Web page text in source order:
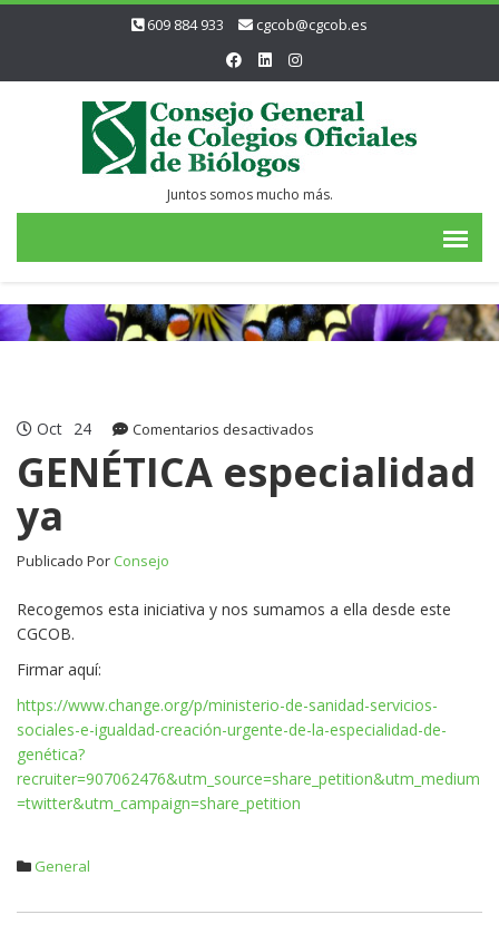
609 884 933 cgcob@cgcob.es
Juntos somos mucho más.
Oct 24 Comentarios desactivados
especialidad
GENÉTICA especialidad
ya
Publicado Por Consejo
Recogemos esta iniciativa y nos sumamos a ella desde este
CGCOB.
Firmar aquí:
https://www.change.org/p/ministerio-de-sanidad-servicios-
sociales-e-igualdad-creación-urgente-de-la-especialidad-de-
genética?
recruiter=907062476&utm_source=share_petition&utm_medium
=twitter&utm_campaign=share_petition
General